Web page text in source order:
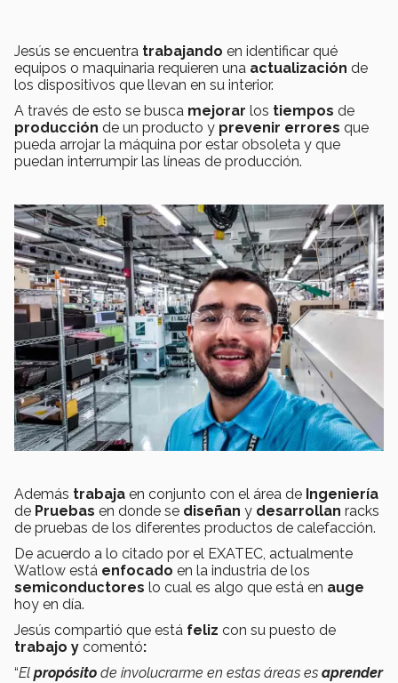
Jesús se encuentra trabajando en identificar qué
equipos o maquinaria requieren una actualización de
los dispositivos que llevan en su interior.
A través de esto se busca mejorar los tiempos de
producción de un producto y prevenir errores que
pueda arrojar la máquina por estar obsoleta y que
puedan interrumpir las líneas de producción.
Además trabaja en conjunto con el área de Ingeniería
de Pruebas en donde se diseñan y desarrollan racks
de pruebas de los diferentes productos de calefacción.
De acuerdo a lo citado por el EXATEC, actualmente
Watlow está enfocado en la industria de los
semiconductores lo cual es algo que está en auge
hoy en día.
Jesús compartió que está feliz con su puesto de
trabajo y comentó:
“El propósito de involucrarme en estas áreas es aprender